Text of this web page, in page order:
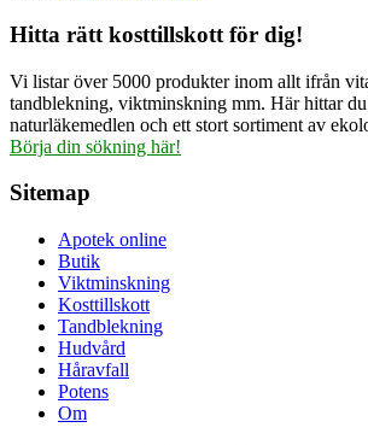
Hitta rätt kosttillskott för dig!
Vi listar över 5000 produkter inom allt ifrån
tandblekning, viktminskning mm. Här hittar du
naturläkemedlen och ett stort sortiment av
Börja din sökning här!
Sitemap
Apotek online
Butik
Viktminskning
Kosttillskott
Tandblekning
Hudvård
Håravfall
Potens
Om